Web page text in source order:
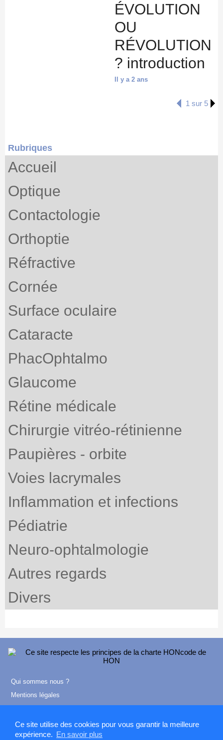
Ce site utilise des cookies pour vous garantir la meilleure
expérience. En savoir plus
ÉVOLUTION
OU
RÉVOLUTION
? introduction
Il y a 2 ans
1 sur 5
Rubriques
Accueil
Optique
Contactologie
Orthoptie
Réfractive
Cornée
Surface oculaire
Cataracte
PhacOphtalmo
Glaucome
Rétine médicale
Chirurgie vitréo-rétinienne
Paupières - orbite
Voies lacrymales
Inflammation et infections
Pédiatrie
Neuro-ophtalmologie
Autres regards
Divers
Qui sommes nous ?
Mentions légales